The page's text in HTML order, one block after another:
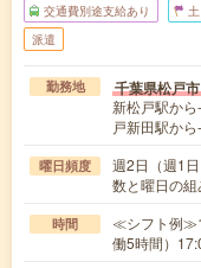
交通費別途支給あり
派遣
勤務地 千葉県松戸市
新松戸駅か
戸新田駅か
曜日頻度
週2日（週1
数と曜日の組
時間
≪シフト例
働5時間）